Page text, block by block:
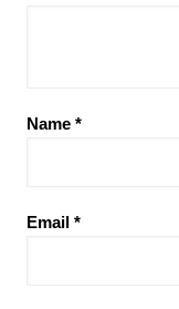
Name *
Email *